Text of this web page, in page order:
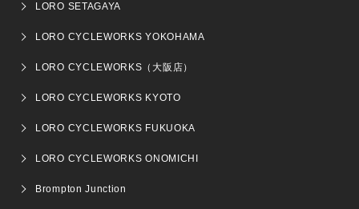
LORO SETAGAYA
LORO CYCLEWORKS YOKOHAMA
LORO CYCLEWORKS（大阪店）
LORO CYCLEWORKS KYOTO
LORO CYCLEWORKS FUKUOKA
LORO CYCLEWORKS ONOMICHI
Brompton Junction